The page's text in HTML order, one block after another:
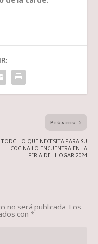
Próximo
TODO LO QUE NECESITA PARA SU
COCINA LO ENCUENTRA EN LA
FERIA DEL HOGAR 2024
no será publicada. Los
con*